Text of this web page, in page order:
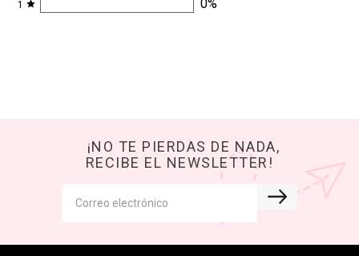
1 0%
¡NO TE PIERDAS DE NADA,
RECIBE EL NEWSLETTER!